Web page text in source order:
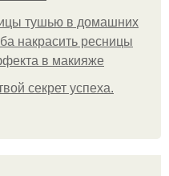
тушью в домашних
накрасить ресницы
в макияже
секрет успеха.